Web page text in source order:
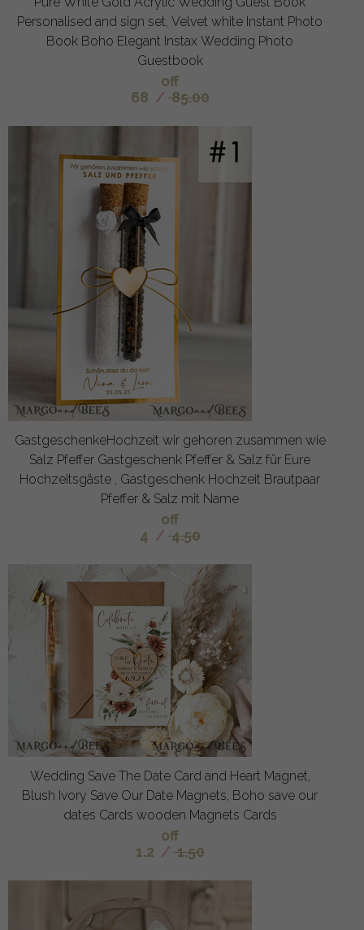
Personalised and sign set, Velvet white Instant Photo
Book Boho Elegant Instax Wedding Photo
Guestbook
off
68 / 85.00
GastgeschenkeHochzeit wir gehoren zusammen wie
Salz Pfeffer Gastgeschenk Pfeffer & Salz für Eure
Hochzeitsgäste , Gastgeschenk Hochzeit Brautpaar
Pfeffer & Salz mit Name
off
4 / 4.50
Wedding Save The Date Card and Heart Magnet,
Blush Ivory Save Our Date Magnets, Boho save our
dates Cards wooden Magnets Cards
off
1.2 / 1.50